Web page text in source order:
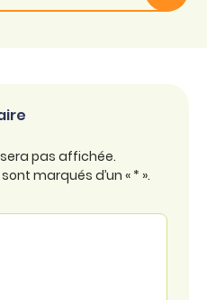
pas affichée.
marqués d’un « * ».